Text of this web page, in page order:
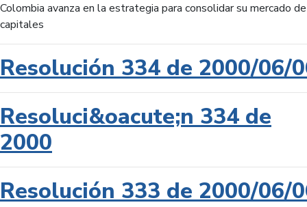
Colombia avanza en la estrategia para consolidar su mercado de
capitales
Resolución 334 de 2000/06/
Resoluci&oacute;n 334 de
2000
Resolución 333 de 2000/06/